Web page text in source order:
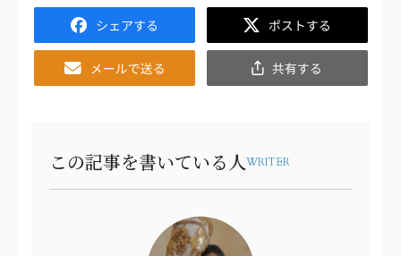
Facebook
Twitter
Email
共
有
この記事を書いている人WRITER